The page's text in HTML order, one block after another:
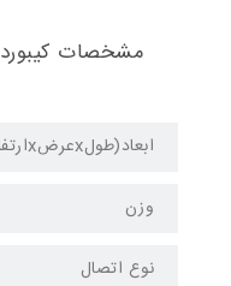
مشخصات کیبورد
ابعاد(طولxعرضxارتفاع)
وزن
نوع اتصال